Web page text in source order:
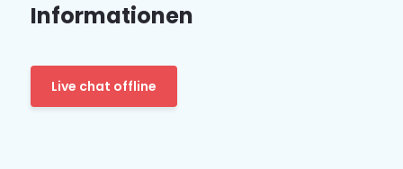
Informationen
Live chat offline